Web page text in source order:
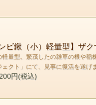
ンビ鍬（小）軽量型】ザ
軽量型。繁茂したの雑草の根や
クト」にて、見事に復活を遂げ
円(税込)